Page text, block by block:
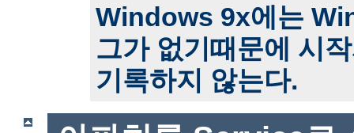
Windows 9x에는
그가 없기때문에 시
기록하지 않는다.